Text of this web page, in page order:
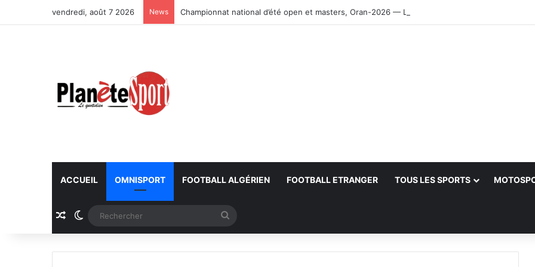
vendredi, août 7 2026 News Championnat national d’été open et masters, Oran-2026 — Le CRB s’adjuge le titre
ACCUEIL OMNISPORT FOOTBALL ALGÉRIEN FOOTBALL ETRANGER TOUS LES SPORTS
Article Aléatoire
Switch skin